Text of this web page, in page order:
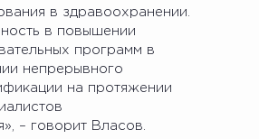
в здравоохранении.
в повышении
программ в
непрерывного
на протяжении
– говорит Власов.